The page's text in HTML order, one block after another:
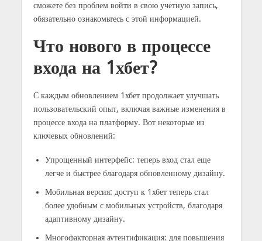
сможете без проблем войти в свою учетную запись,
обязательно ознакомьтесь с этой информацией.
Что нового в процессе
входа на 1хбет?
С каждым обновлением 1хбет продолжает улучшать
пользовательский опыт, включая важные изменения в
процессе входа на платформу. Вот некоторые из
ключевых обновлений:
Упрощенный интерфейс: теперь вход стал еще
легче и быстрее благодаря обновленному дизайну.
Мобильная версия: доступ к 1хбет теперь стал
более удобным с мобильных устройств, благодаря
адаптивному дизайну.
Многофакторная аутентификация: для повышения